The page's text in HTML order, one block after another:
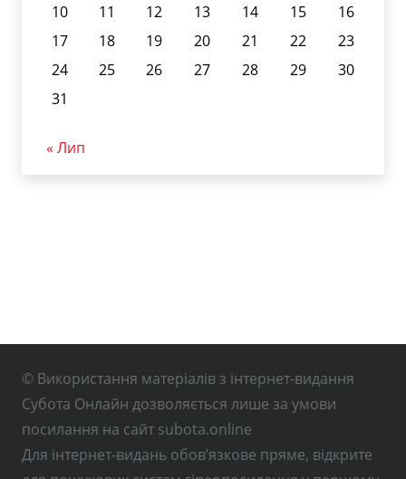
10
11 12 13 14 15
16
17
18 19 20 21 22
23
24
25 26 27 28 29
30
31
« Лип
© Використання матеріалів з інтернет-видання
Субота Онлайн дозволяється лише за умови
посилання на сайт subota.online
Для інтернет-видань обов’язкове пряме, відкрите